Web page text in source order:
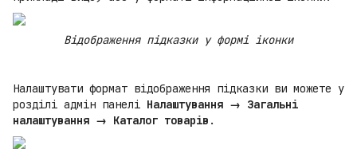
Відображення підказки у формі іконки
Налаштувати формат відображення підказки ви можете у
розділі адмін панелі Налаштування → Загальні
налаштування → Каталог товарів .